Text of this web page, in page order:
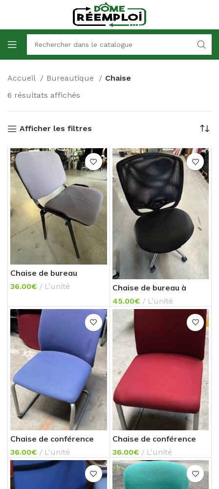
Accueil Bureautique
Chaise
6 résultats affichés
Afficher les filtres
Chaise de bureau
36.00€ L'unité Chaise de bureau à
45.00€ L'unité
Chaise de conférence
36.00€ L'unité
Chaise de conférence
36.00€ L'unité